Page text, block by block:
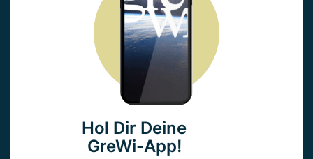
Hol Dir Deine
GreWi-App!